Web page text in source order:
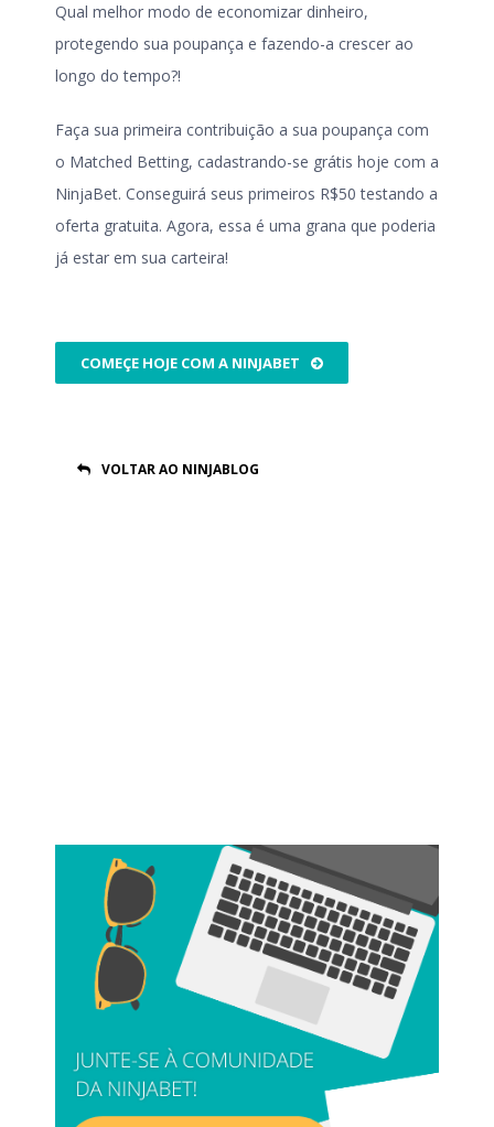
Qual melhor modo de economizar dinheiro,
protegendo sua poupança e fazendo-a crescer ao
longo do tempo?!
Faça sua primeira contribuição a sua poupança com
o Matched Betting, cadastrando-se grátis hoje com a
NinjaBet. Conseguirá seus primeiros R$50 testando a
oferta gratuita. Agora, essa é uma grana que poderia
já estar em sua carteira!
COMEÇE HOJE COM A NINJABET
VOLTAR AO NINJABLOG